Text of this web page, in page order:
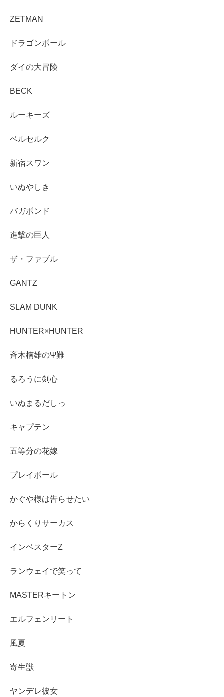
ZETMAN
ドラゴンボール
ダイの大冒険
BECK
ルーキーズ
ベルセルク
新宿スワン
いぬやしき
バガボンド
進撃の巨人
ザ・ファブル
GANTZ
SLAM DUNK
HUNTER×HUNTER
斉木楠雄のΨ難
るろうに剣心
いぬまるだしっ
キャプテン
五等分の花嫁
プレイボール
かぐや様は告らせたい
からくりサーカス
インベスターZ
ランウェイで笑って
MASTERキートン
エルフェンリート
風夏
寄生獣
ヤンデレ彼女